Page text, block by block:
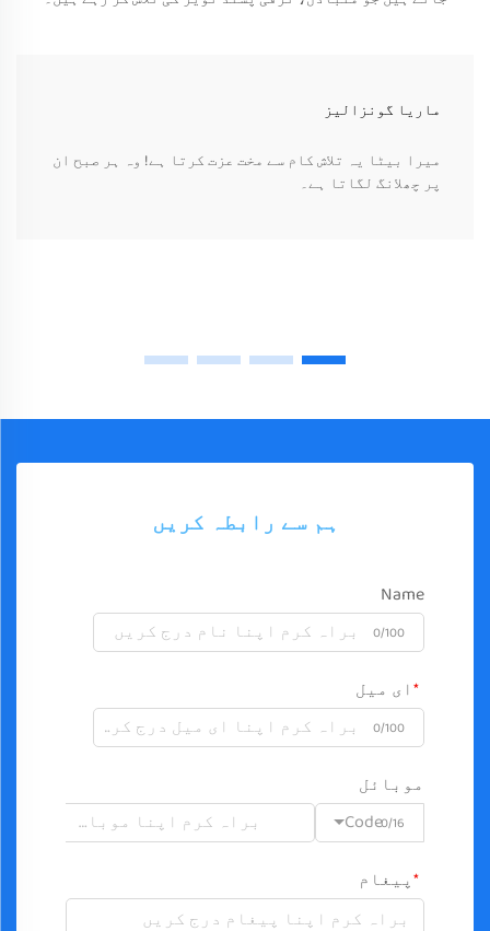
ماریا گونزالیز
میرا بیٹا یہ تلاش کام سے مخت عزت کرتا ہے! وہ ہر صبح ان
پر چھلانگ لگاتا ہے۔
ہم سے رابطہ کریں
Name
0/100
ای میل
0/100
موبائل
Code0/16
پیغام